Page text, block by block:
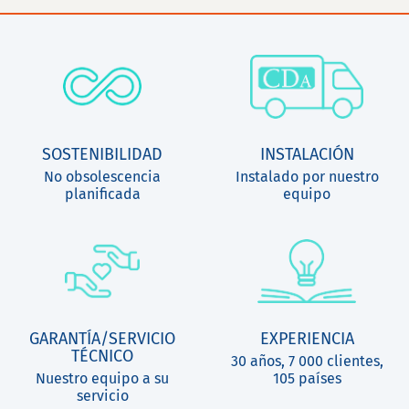
SOSTENIBILIDAD
No obsolescencia
planificada
INSTALACIÓN
Instalado por nuestro
equipo
GARANTÍA/SERVICIO
TÉCNICO
Nuestro equipo a su
servicio
EXPERIENCIA
30 años, 7 000 clientes,
105 países